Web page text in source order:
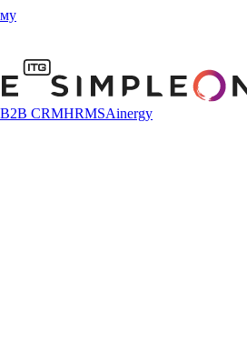
B2B CRMHRMSAinergy